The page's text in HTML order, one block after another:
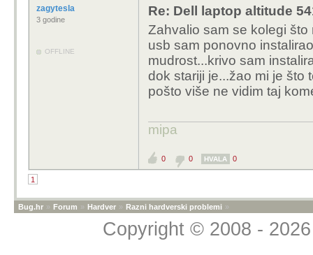
zagytesla
3 godine
OFFLINE
Re: Dell laptop altitude
Zahvalio sam se kolegi
usb sam ponovno
mudrost...krivo sam
dok stariji je...žao mi je što
pošto više ne vidim taj
mipa
0 0 HVALA 0
1
Bug.hr » Forum » Hardver » Razni hardverski problemi »
Copyright © 2008 -